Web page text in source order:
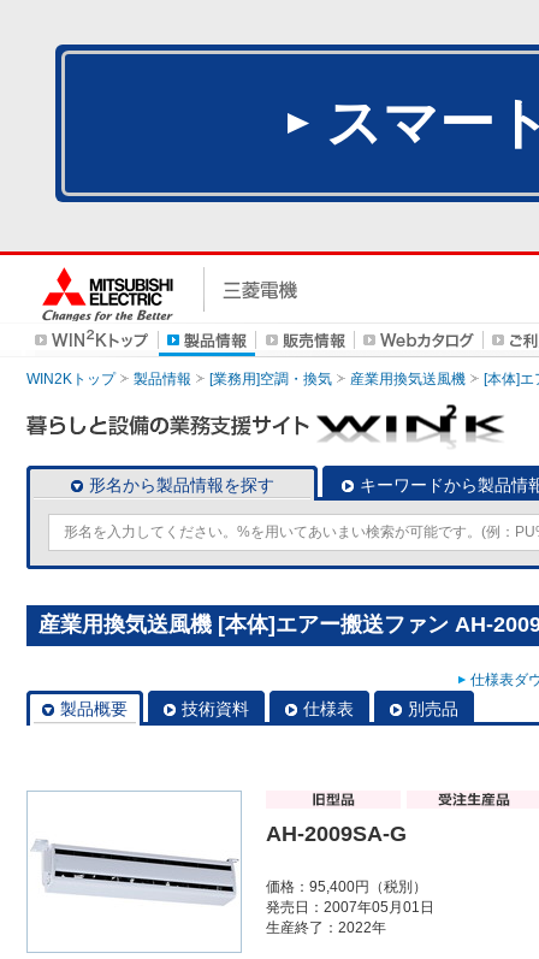
スマー
WIN2Kトップ 製品情報 [業務用]空調・換気 産業用換気送風機 [本体]エ
形名から製品情報を探す キーワードから製品情
産業用換気送風機 [本体]エアー搬送ファン AH-
仕様表ダ
製品概要 技術資料 仕様表 別売品
AH-2009SA-G
価格：95,400円（税別）
発売日：2007年05月01日
生産終了：2022年